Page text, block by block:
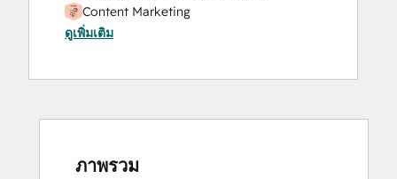
Content Marketing
CRM Data Migration Certification
Digital Advertising
Email Marketing Certification
Guided Client Onboarding
ดูเพิ่มเติม
ภาพรวม